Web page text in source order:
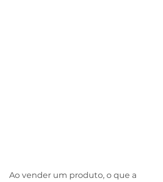
Ao vender um produto, o que a